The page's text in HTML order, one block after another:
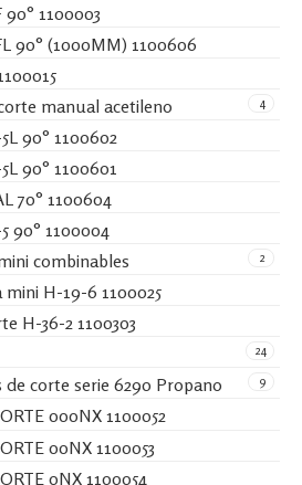
90° 1100003
90° (1000MM) 1100606
4
manual acetileno
90° 1100602
90° 1100601
70° 1100604
90° 1100004
2
combinables
H-19-6 1100025
H-36-2 1100303
24
9
corte serie 6290 Propano
000NX 1100052
00NX 1100053
0NX 1100054